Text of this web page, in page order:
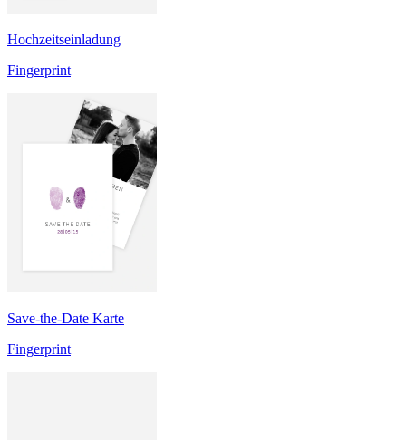
Hochzeitseinladung
Fingerprint
Save-the-Date Karte
Fingerprint